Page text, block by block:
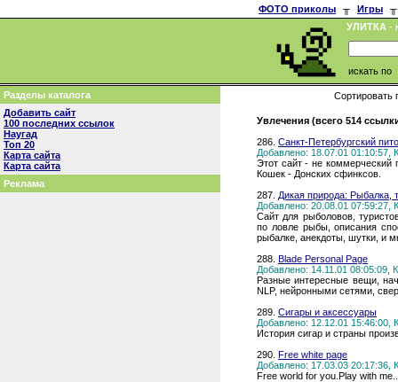
ФОТО приколы ╥ Игры
╥
УЛИТКА -
искать по
Разделы каталога
Добавить сайт
100 последних ссылок
Наугад
Топ 20
Карта сайта
Карта сайта
Реклама
Сортировать
Увлечения (всего 514
286. Санкт-Петербургский
Добавлено: 18.07.01 01:10:57,
Этот сайт - не коммерческий
Кошек - Донских сфинксов.
287. Дикая природа: Рыбалка,
Добавлено: 20.08.01 07:59:27,
Сайт для рыболовов,
по ловле рыбы, описания
рыбалке, анекдоты, шутки, и
288. Blade Personal Page
Добавлено: 14.11.01 08:05:09,
Разные интересные вещи,
NLP, нейронными сетями,
289. Сигары и аксессуары
Добавлено: 12.12.01 15:46:00,
История сигар и страны
290. Free white page
Добавлено: 17.03.03 20:17:36,
Free world for you.Play with